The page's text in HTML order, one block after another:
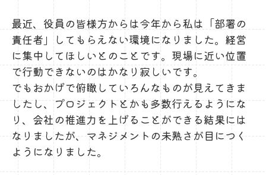
最近、役員の皆様方からは今年から私は「部署の
責任者」してもらえない環境になりました。経営
に集中してほしいとのことです。現場に近い位置
で行動できないのはかなり寂しいです。
でもおかげで俯瞰していろんなものが見えてきま
したし、プロジェクトとかも多数行えるようにな
り、会社の推進力を上げることができる結果には
なりましたが、マネジメントの未熟さが目につく
ようになりました。